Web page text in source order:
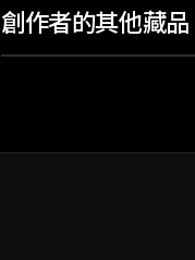
創作者的其他藏品